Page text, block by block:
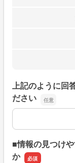
上記のように回
ださい
上記のように回
■情報の見つけ
か